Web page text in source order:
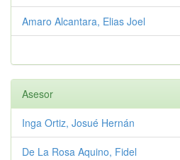
Amaro Alcantara, Elias Joel
Asesor
Inga Ortiz, Josué Hernán
De La Rosa Aquino, Fidel